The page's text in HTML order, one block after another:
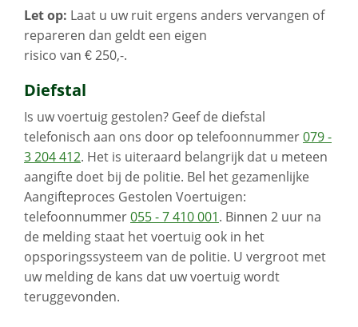
Let op: Laat u uw ruit ergens anders vervangen of
repareren dan geldt een eigen
risico van € 250,-.
Diefstal
Is uw voertuig gestolen? Geef de diefstal
telefonisch aan ons door op telefoonnummer079 -
3 204 412. Het is uiteraard belangrijk dat u meteen
aangifte doet bij de politie. Bel het gezamenlijke
Aangifteproces Gestolen Voertuigen:
telefoonnummer055 - 7 410 001. Binnen 2 uur na
de melding staat het voertuig ook in het
opsporingssysteem van de politie. U vergroot met
uw melding de kans dat uw voertuig wordt
teruggevonden.